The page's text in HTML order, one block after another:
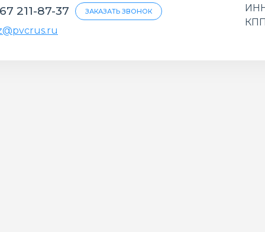
211-87-37 ЗАКАЗАТЬ ЗВОНОК